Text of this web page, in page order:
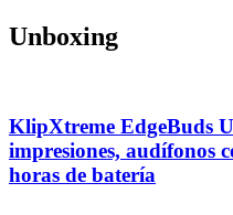
Unboxing
KlipXtreme EdgeBuds
impresiones, audífonos
horas de batería